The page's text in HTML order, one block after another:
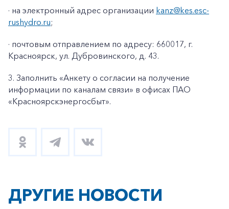
· на электронный адрес организации kanz@kes.esc-
rushydro.ru;
· почтовым отправлением по адресу: 660017, г.
Красноярск, ул. Дубровинского, д. 43.
3. Заполнить «Анкету о согласии на получение
информации по каналам связи» в офисах ПАО
«Красноярскэнергосбыт».
ДРУГИЕ НОВОСТИ